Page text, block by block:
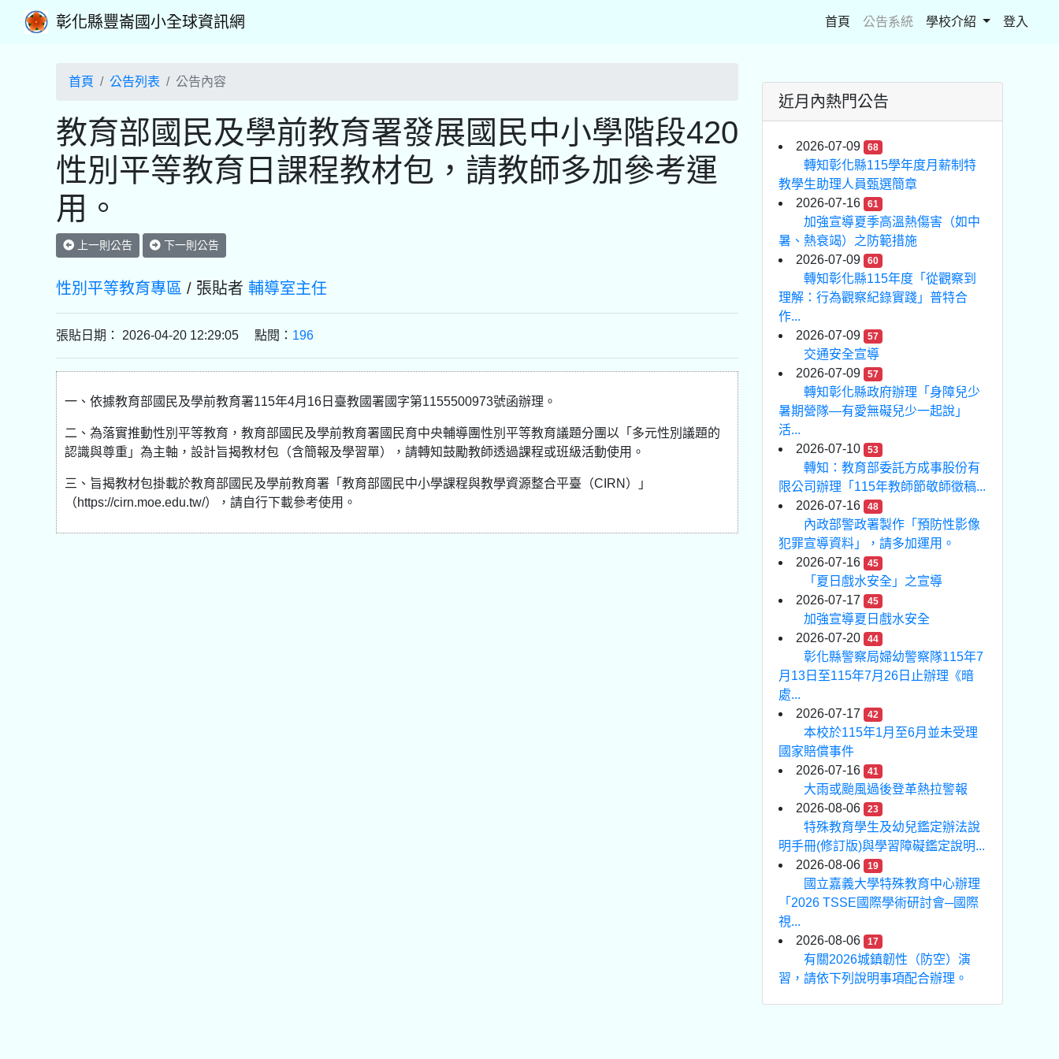
彰化縣豐崙國小全球資訊網 首頁 (current)
公告系統 學校介紹 登入
首頁 公告列表 公告內容
教育部國民及學前教育署發展國民中小學階段420
性別平等教育日課程教材包，請教師多加參考運
用。
上一則公告 下一則公告
性別平等教育專區 / 張貼者 輔導室主任
張貼日期： 2026-04-20 12:29:05 點閱： 196
一、依據教育部國民及學前教育署115年4月16日臺教國署國字第1155500973號函辦理。
二、為落實推動性別平等教育，教育部國民及學前教育署國民育中央輔導團性別平等教育議題分團以「多元性別議題的
認識與尊重」為主軸，設計旨揭教材包（含簡報及學習單），請轉知鼓勵教師透過課程或班級活動使用。
三、旨揭教材包掛載於教育部國民及學前教育署「教育部國民中小學課程與教學資源整合平臺（CIRN）」
（https://cirn.moe.edu.tw/），請自行下載參考使用。
近月內熱門公告
2026-07-09 68
轉知彰化縣115學年度月薪制特
教學生助理人員甄選簡章
2026-07-16
61
加強宣導夏季高溫熱傷害（如中
暑、熱衰竭）之防範措施
2026-07-09
60
轉知彰化縣115年度「從觀察到
理解：行為觀察紀錄實踐」普特合
作...
2026-07-09
57
交通安全宣導
2026-07-09
57
轉知彰化縣政府辦理「身障兒少
暑期營隊—有愛無礙兒少一起說」
活...
2026-07-10
53
轉知：教育部委託方成事股份有
限公司辦理「115年教師節敬師徵稿...
2026-07-16
48
內政部警政署製作「預防性影像
犯罪宣導資料」，請多加運用。
2026-07-16
45
「夏日戲水安全」之宣導
2026-07-17
45
加強宣導夏日戲水安全
2026-07-20
44
彰化縣警察局婦幼警察隊115年7
月13日至115年7月26日止辦理《暗
處...
2026-07-17
42
本校於115年1月至6月並未受理
國家賠償事件
2026-07-16
41
大雨或颱風過後登革熱拉警報
2026-08-06
23
特殊教育學生及幼兒鑑定辦法說
明手冊(修訂版)與學習障礙鑑定說明...
2026-08-06
19
國立嘉義大學特殊教育中心辦理
「2026 TSSE國際學術研討會─國際
視...
2026-08-06
17
有關2026城鎮韌性（防空）演
習，請依下列說明事項配合辦理。